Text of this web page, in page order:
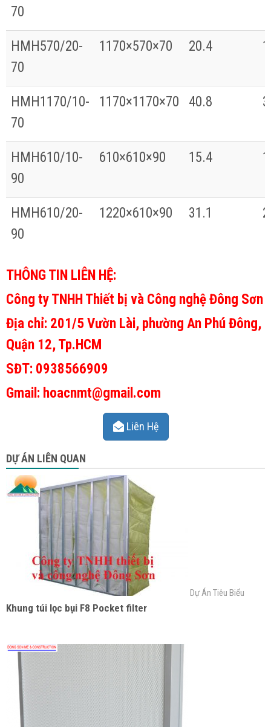
70
HMH570/20-
70
1170×570×70 20.4
HMH1170/10-
70
1170×1170×70 40.8
HMH610/10-
90
610×610×90 15.4
HMH610/20-
90
1220×610×90 31.1
THÔNG TIN LIÊN HỆ:
Công ty TNHH Thiết bị và Công nghệ Đông Sơn
Địa chỉ: 201/5 Vườn Lài, phường An Phú Đông,
Quận 12, Tp.HCM
SĐT: 0938566909
Gmail: hoacnmt@gmail.com
Liên Hệ
DỰ ÁN LIÊN QUAN
Dự Án Tiêu Biểu
Khung túi lọc bụi F8 Pocket filter